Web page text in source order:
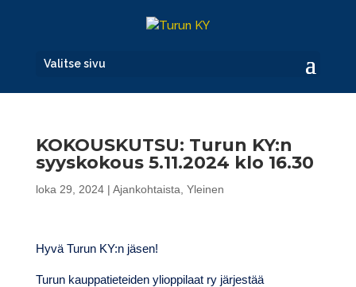
Valitse sivu
KOKOUSKUTSU: Turun KY:n
syyskokous 5.11.2024 klo 16.30
loka 29, 2024| Ajankohtaista Yleinen
Hyvä Turun KY:n jäsen!
Turun kauppatieteiden ylioppilaat ry järjestää